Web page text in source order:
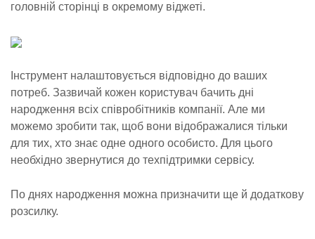
головній сторінці в окремому віджеті.
Інструмент налаштовується відповідно до ваших
потреб. Зазвичай кожен користувач бачить дні
народження всіх співробітників компанії. Але ми
можемо зробити так, щоб вони відображалися тільки
для тих, хто знає одне одного особисто. Для цього
необхідно звернутися до техпідтримки сервісу.
По днях народження можна призначити ще й додаткову
розсилку.